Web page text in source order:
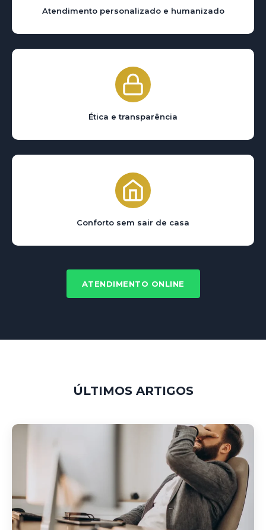
Atendimento personalizado e humanizado
Ética e transparência
Conforto sem sair de casa
ATENDIMENTO ONLINE
ÚLTIMOS ARTIGOS